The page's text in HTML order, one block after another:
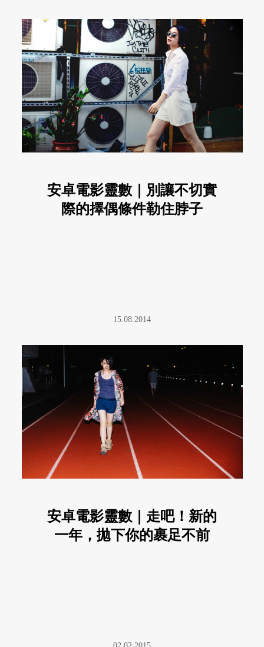
安卓電影靈數｜別讓不切實
際的擇偶條件勒住脖子
15.08.2014
安卓電影靈數｜走吧！新的
一年，拋下你的裹足不前